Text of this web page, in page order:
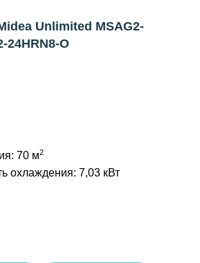
Unlimited MSAG2-
24HRN8-O
70 м2
охлаждения: 7,03 кВт